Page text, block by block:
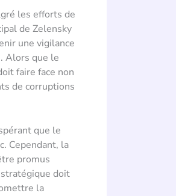
les efforts de
de Zelensky
une vigilance
Alors que le
faire face non
de corruptions
que le
Cependant, la
promus
doit
la